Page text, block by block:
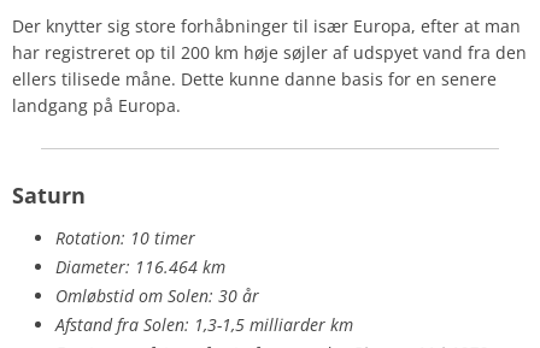
Der knytter sig store forhåbninger til især Europa, efter at man
har registreret op til 200 km høje søjler af udspyet vand fra den
ellers tilisede måne. Dette kunne danne basis for en senere
landgang på Europa.
Saturn
Rotation: 10 timer
Diameter: 116.464 km
Omløbstid om Solen: 30 år
Afstand fra Solen: 1,3-1,5 milliarder km